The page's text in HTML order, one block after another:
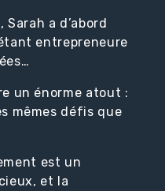
a d’abord
entrepreneure
un énorme atout :
mêmes défis que
est un
et la